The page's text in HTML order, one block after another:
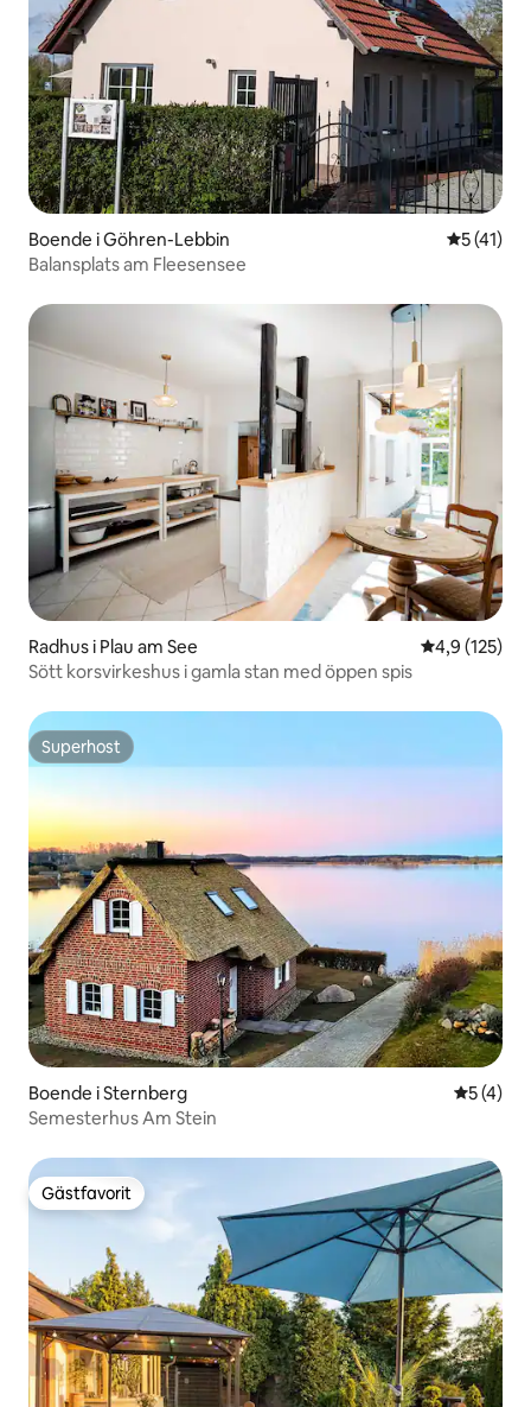
Boende i Göhren-Lebbin 5 av 5 i
5 (41)
Balansplats am Fleesensee
Radhus i Plau am See 4,9 av 5 i
4,9 (125)
Sött korsvirkeshus i gamla stan med öppen spis
Superhost
Superhost
Boende i Sternberg 5 av 5 i
5 (4)
Semesterhus Am Stein
Gästfavorit
Gästfavorit